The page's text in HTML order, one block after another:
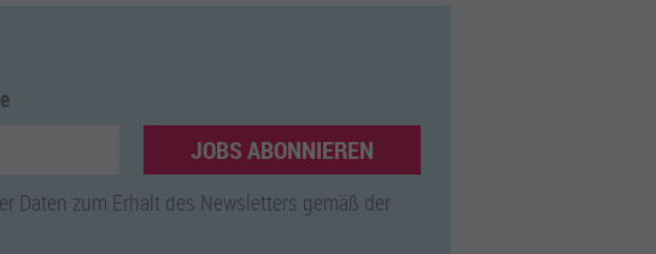
JOBS ABONNIEREN
Daten zum Erhalt des Newsletters gemäß der